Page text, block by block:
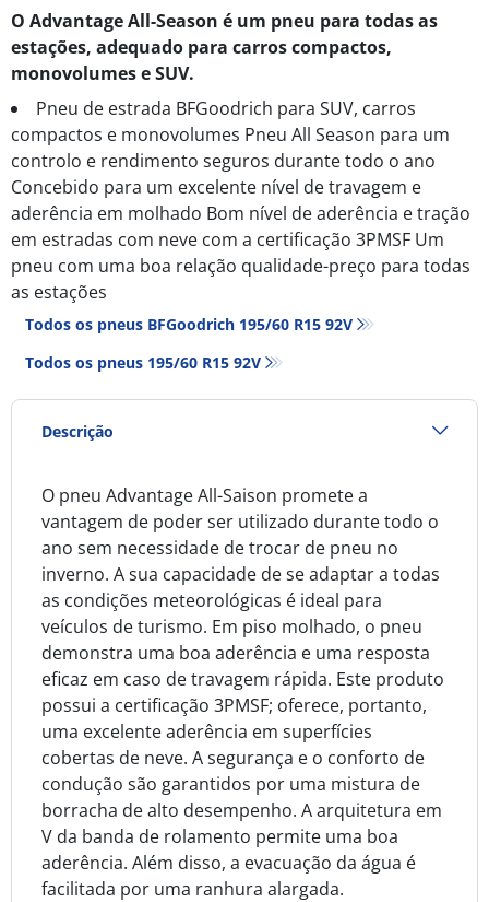
O Advantage All-Season é um pneu para todas as
estações, adequado para carros compactos,
monovolumes e SUV.
Pneu de estrada BFGoodrich para SUV, carros
compactos e monovolumes Pneu All Season para um
controlo e rendimento seguros durante todo o ano
Concebido para um excelente nível de travagem e
aderência em molhado Bom nível de aderência e tração
em estradas com neve com a certificação 3PMSF Um
pneu com uma boa relação qualidade-preço para todas
as estações
Todos os pneus BFGoodrich 195/60 R15 92V
Todos os pneus‎ 195/60 R15 92V
Descrição
O pneu Advantage All-Saison promete a
vantagem de poder ser utilizado durante todo o
ano sem necessidade de trocar de pneu no
inverno. A sua capacidade de se adaptar a todas
as condições meteorológicas é ideal para
veículos de turismo. Em piso molhado, o pneu
demonstra uma boa aderência e uma resposta
eficaz em caso de travagem rápida. Este produto
possui a certificação 3PMSF; oferece, portanto,
uma excelente aderência em superfícies
cobertas de neve. A segurança e o conforto de
condução são garantidos por uma mistura de
borracha de alto desempenho. A arquitetura em
V da banda de rolamento permite uma boa
aderência. Além disso, a evacuação da água é
facilitada por uma ranhura alargada.